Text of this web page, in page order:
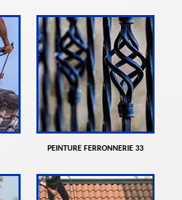
PEINTURE FERRONNERIE 33